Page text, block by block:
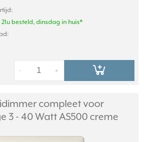
besteld, dinsdag in huis*
+
-
compleet voor
3 - 40 Watt AS500 creme